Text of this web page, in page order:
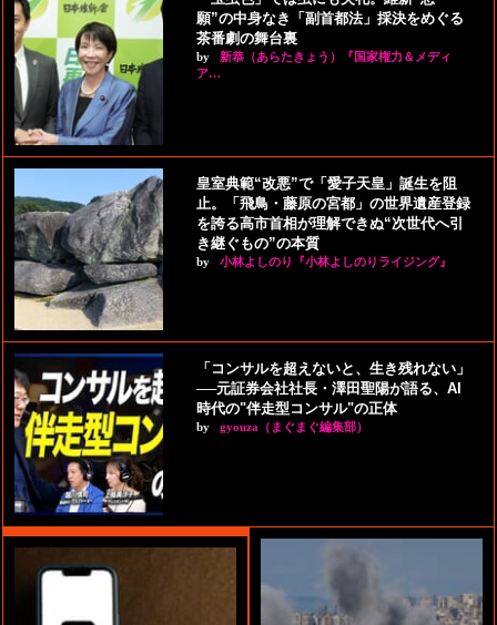
願”の中身なき「副首都法」採決をめぐる
茶番劇の舞台裏
by
新恭（あらたきょう）『国家権力＆メディ
ア…
皇室典範“改悪”で「愛子天皇」誕生を阻
止。「飛鳥・藤原の宮都」の世界遺産登録
を誇る高市首相が理解できぬ“次世代へ引
き継ぐもの”の本質
by 小林よしのり『小林よしのりライジング』
「コンサルを超えないと、生き残れない」
──元証券会社社長・澤田聖陽が語る、AI
時代の"伴走型コンサル"の正体
by gyouza（まぐまぐ編集部）